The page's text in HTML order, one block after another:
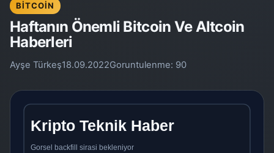
BITCOIN
Haftanın Önemli Bitcoin Ve Altcoin
Haberleri
Ayşe Türkeş18.09.2022Goruntulenme: 90